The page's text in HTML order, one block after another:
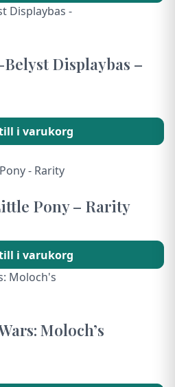
Displaybas –
i varukorg
Pony – Rarity
i varukorg
Moloch’s